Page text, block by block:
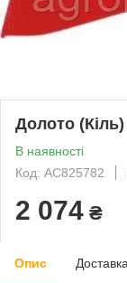
Долото
В наявності
Код: AC825782
2 074 ₴
Опис Доставка